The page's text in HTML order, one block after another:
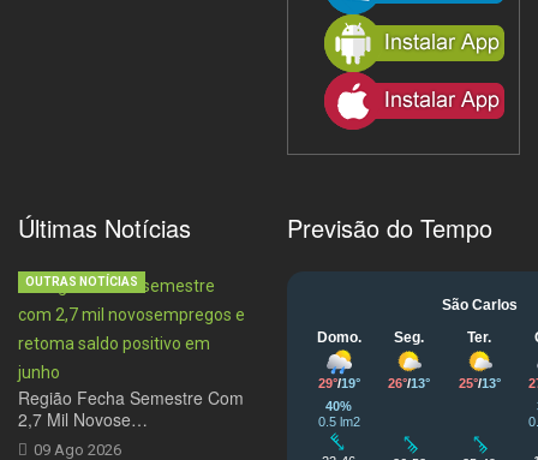
Últimas Notícias
Região Fecha Semestre Com
2,7 Mil Novose…
09 Ago 2026
OUTRAS NOTÍCIAS
Previsão do Tempo